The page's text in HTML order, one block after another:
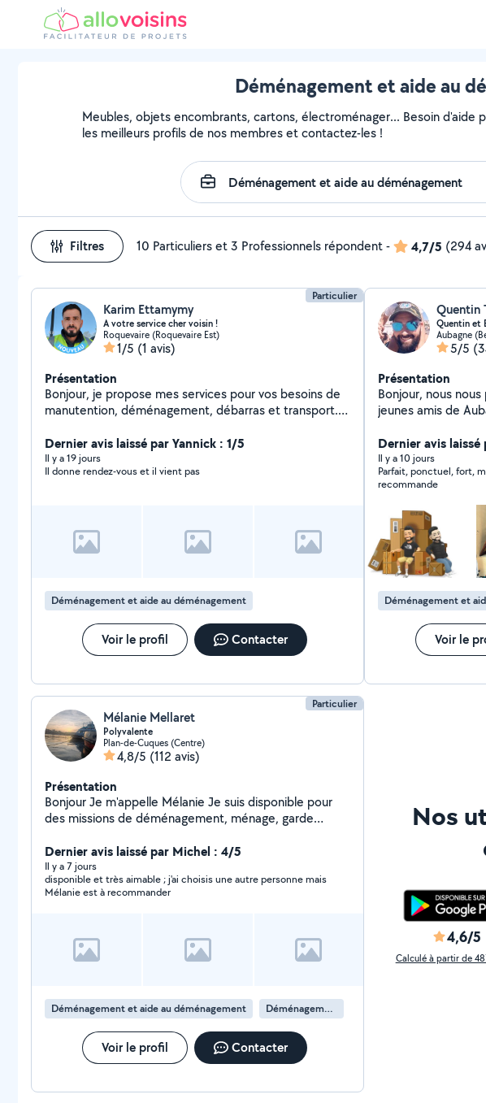
Déménagement et aide au
Meubles, objets encombrants, cartons, électroménager... Besoin d'aide
les meilleurs profils de nos membres et contactez-les !
Filtres 10 Particuliers et 3 Professionnels répondent- 4,7/5 (294
Particulier
Karim Ettamymy
A votre service cher voisin !
Roquevaire (Roquevaire Est)
1/5 (1 avis)
Présentation
Bonjour, je propose mes services pour vos besoins de
manutention, déménagement, débarras et transport.
affaires comme si elles étaient les miennes. Je peux
vous aider pour le chargement/déchargement,
déplacement de meubles, électroménager, cartons,
Dernier avis laissé par Yannick : 1/5
Il y a 19 jours
Il donne rendez-vous et il vient pas
Déménagement et aide au déménagement
Voir le profil Contacter
Quentin
Quentin et
Aubagne
5/5
Présentation
Bonjour, nous
jeunes amis de
services pour aider
manutention, du
petits travaux.
ces tâches là et
N'hésitez pas à
Dernier avis
Il y a 10 jours
Parfait, ponctuel, fort,
recommande
Déménagement et
Voir le
Particulier
Mélanie Mellaret
Polyvalente
Plan-de-Cuques (Centre)
4,8/5 (112 avis)
Présentation
Bonjour Je m'appelle Mélanie Je suis disponible pour
des missions de déménagement, ménage, garde
Dernier avis laissé par Michel : 4/5
Il y a 7 jours
disponible et très aimable ; j'ai choisis une autre personne mais
Mélanie est à recommander
Déménagement et aide au déménagement Déménagement de maison
Voir le profil Contacter
Nos
4,6/5
Calculé à partir de